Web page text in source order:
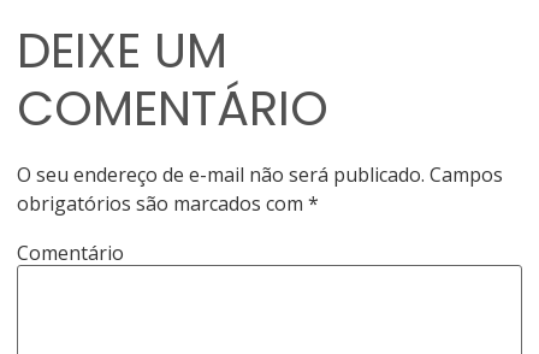
DEIXE UM
COMENTÁRIO
O seu endereço de e-mail não será publicado. Campos
obrigatórios são marcados com*
Comentário